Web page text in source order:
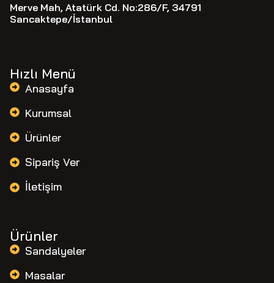
Merve Mah, Atatürk Cd. No:286/F, 34791
Sancaktepe/İstanbul
Hızlı Menü
Anasayfa
Kurumsal
Ürünler
Sipariş Ver
İletişim
Ürünler
Sandalyeler
Masalar